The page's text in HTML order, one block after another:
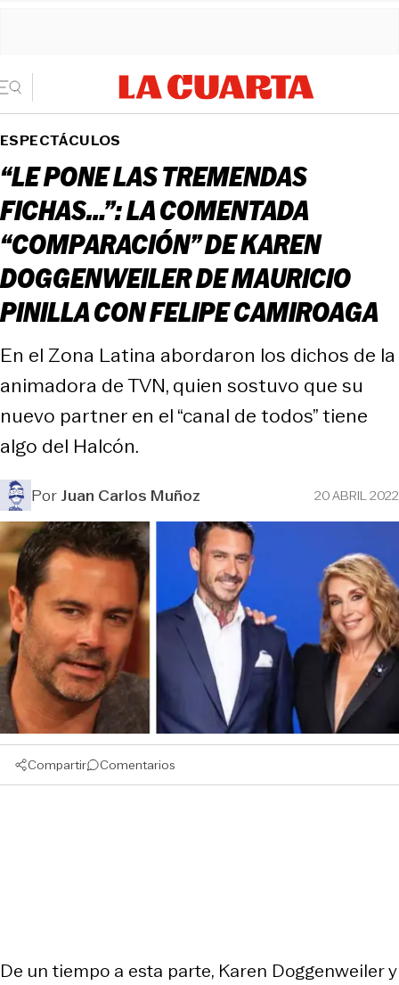
ESPECTÁCULOS
“LE PONE LAS TREMENDAS
FICHAS…”: LA COMENTADA
“COMPARACIÓN” DE KAREN
DOGGENWEILER DE MAURICIO
PINILLA CON FELIPE CAMIROAGA
En el Zona Latina abordaron los dichos de la
animadora de TVN, quien sostuvo que su
nuevo partner en el “canal de todos” tiene
algo del Halcón.
PorJuan Carlos Muñoz 20 ABRIL 2022
Compartir Comentarios
De un tiempo a esta parte, Karen Doggenweiler y